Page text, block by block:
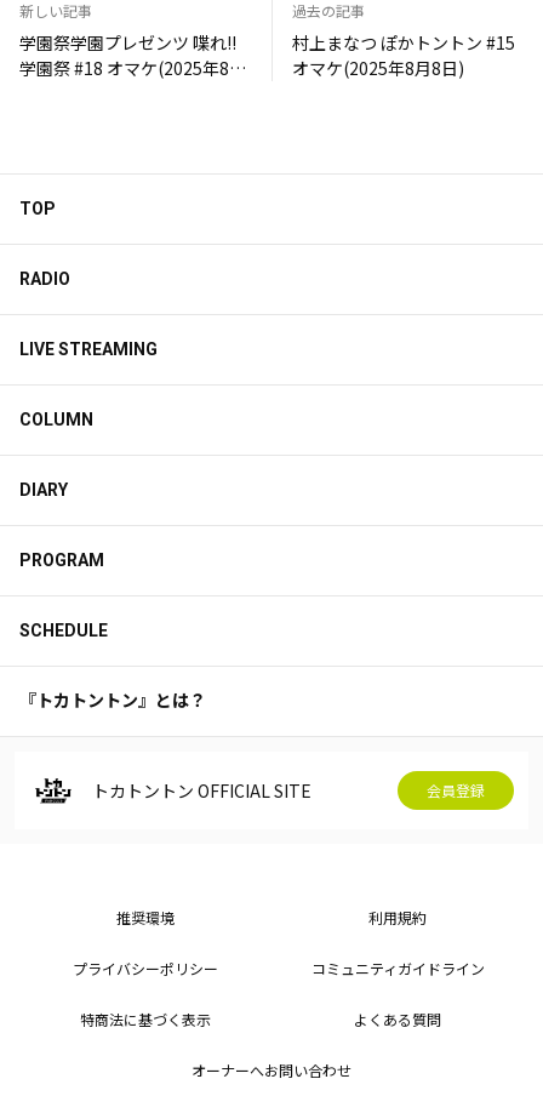
新しい記事
学園祭学園プレゼンツ 喋れ!!
学園祭 #18 オマケ(2025年8月
過去の記事
村上まなつ ぽかトントン #15
オマケ(2025年8月8日)
TOP
RADIO
LIVE STREAMING
COLUMN
DIARY
PROGRAM
SCHEDULE
『トカトントン』とは？
トカトントン OFFICIAL SITE 会員登録
推奨環境 利用規約
プライバシーポリシー コミュニティガイドライン
特商法に基づく表示 よくある質問
オーナーへお問い合わせ